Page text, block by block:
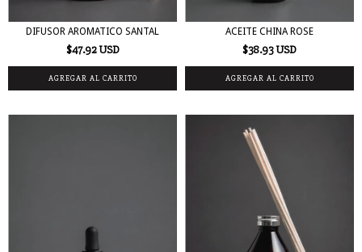
DIFUSOR AROMATICO SANTAL
$47.92 USD
ACEITE CHINA ROSE
$38.93 USD